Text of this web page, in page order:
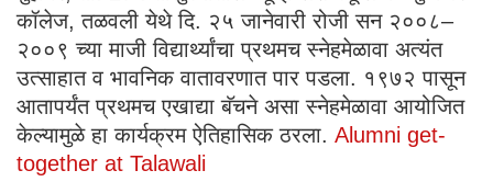
कॉलेज, तळवली येथे दि. २५ जानेवारी रोजी सन २००८–
२००९ च्या माजी विद्यार्थ्यांचा प्रथमच स्नेहमेळावा अत्यंत
उत्साहात व भावनिक वातावरणात पार पडला. १९७२ पासून
आतापर्यंत प्रथमच एखाद्या बॅचने असा स्नेहमेळावा आयोजित
केल्यामुळे हा कार्यक्रम ऐतिहासिक ठरला. Alumni get-
together at Talawali